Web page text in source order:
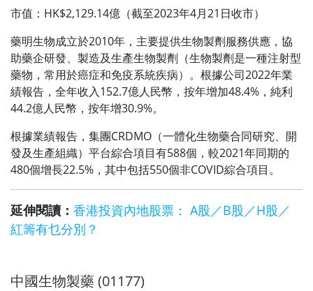
市值：HK$2,129.14億（截至2023年4月21日收市）
藥明生物成立於2010年，主要提供生物製劑服務供應，協
助藥企研發、製造及生產生物製劑（生物製劑是一種注射型
藥物，常用於癌症和免疫系統疾病）。根據公司2022年業
績報告，全年收入152.7億人民幣，按年增加48.4%，純利
44.2億人民幣，按年增30.9%。
根據業績報告，集團CRDMO（一體化生物藥合同研究、開
發及生產組織）平台綜合項目有588個，較2021年同期的
480個增長22.5%，其中包括550個非COVID綜合項目。
延伸閱讀： 香港投資內地股票： A股／B股／H股／
紅籌有乜分別？
中國生物製藥 (01177)